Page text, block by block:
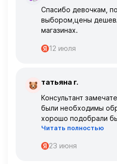
Спасибо девочкам,
выбором,цены
магазинах.
12 июля
Т татьяна г.
Консультант
были необходимы
хорошо подобрали
главное, что все
Читать полностью
23 июня